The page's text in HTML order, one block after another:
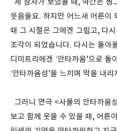
웃음을요. 하지만 어느새 어른이
때 그 시절은 그에겐 그립고, 다
조각이 되었습니다. 다시는 돌아
디미트리에겐 ‘안타까움’으로
‘안타까움성’을 느끼며 막을 내
그러니 연극 <사물의 안타까움
보고 함께 웃을 수 있을 때, 어른